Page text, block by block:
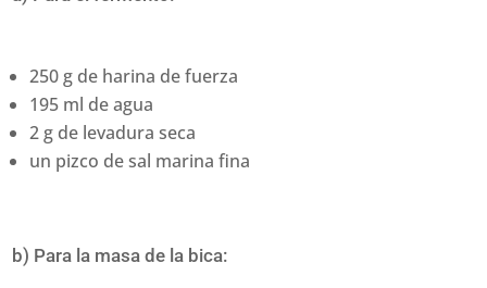
250 g de harina de fuerza
195 ml de agua
2 g de levadura seca
un pizco de sal marina fina
b) Para la masa de la bica: